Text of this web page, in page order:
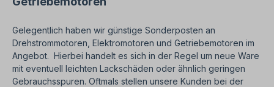
Gelegentlich haben wir günstige Sonderposten an
Drehstrommotoren, Elektromotoren und Getriebemotoren im
Angebot. Hierbei handelt es sich in der Regel um neue Ware
mit eventuell leichten Lackschäden oder ähnlich geringen
Gebrauchsspuren. Oftmals stellen unsere Kunden bei der